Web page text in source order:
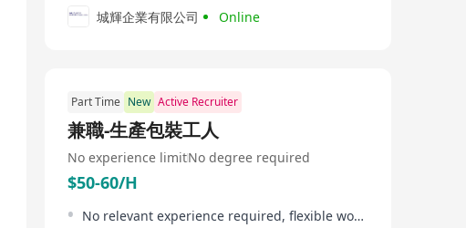
城輝企業有限公司 Online
Part Time New Active Recruiter
兼職-生產包裝工人
No experience limitNo degree required
$50-60/H
No relevant experience required, flexible working hours